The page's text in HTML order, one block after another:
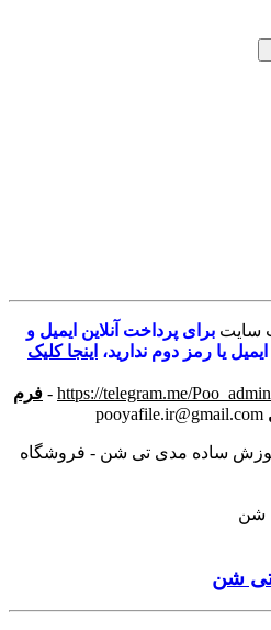
سایت برای پرداخت آنلاین ایمیل و
یا رمز دوم ندارید، اینجا کلیک
https://telegram.me/Poo_admin
- فرم
pooyafile.ir@gmail.com
آموزش ساده مدی تی شن - فروشگاه
شن